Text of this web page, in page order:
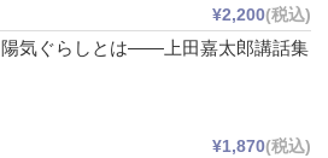
¥2,200(税込)
陽気ぐらしとは――上田嘉太郎講話集
¥1,870(税込)